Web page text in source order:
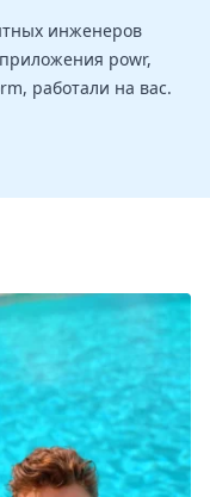
инженеров
powr,
работали на вас.